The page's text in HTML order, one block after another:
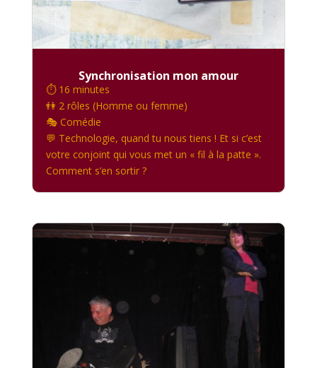
Synchronisation mon amour
⏱️ 16 minutes
👫 2 rôles (Homme ou femme)
🎭 Comédie
💬 Technologie, quand tu nous tiens ! Et si c’est
votre conjoint qui vous met un « fil à la patte ».
Comment s’en sortir ?